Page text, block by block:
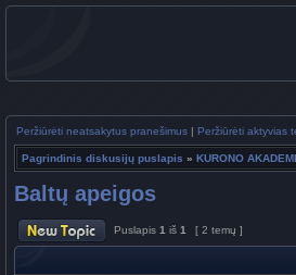
Peržiūrėti neatsakytus pranešimus | Peržiūrėti aktyvias
Pagrindinis diskusijų puslapis » KURONO
Baltų apeigos
Puslapis 1 iš 1 [ 2 temų ]